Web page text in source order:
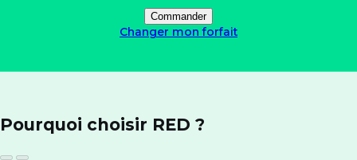
Commander
Changer mon forfait
Pourquoi choisir RED ?